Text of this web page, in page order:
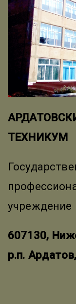
ТЕХНИКУМ
учреждение
607130,
р.п.